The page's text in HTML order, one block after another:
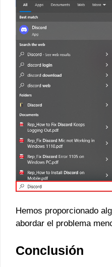
Hemos proporcionado
abordar el problema
Conclusión